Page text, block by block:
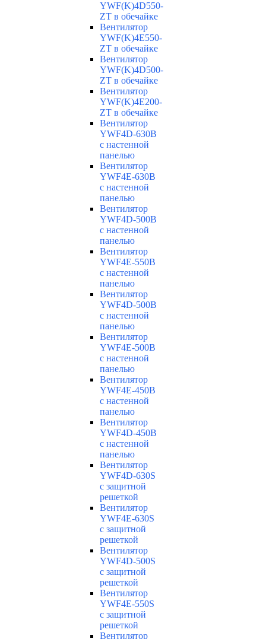
YWF(K)4D550-
ZT в обечайке
Вентилятор
YWF(K)4E550-
ZT в обечайке
Вентилятор
YWF(K)4D500-
ZT в обечайке
Вентилятор
YWF(K)4E200-
ZT в обечайке
Вентилятор
YWF4D-630B
с настенной
панелью
Вентилятор
YWF4E-630B
с настенной
панелью
Вентилятор
YWF4D-500B
с настенной
панелью
Вентилятор
YWF4E-550B
с настенной
панелью
Вентилятор
YWF4D-500B
с настенной
панелью
Вентилятор
YWF4E-500B
с настенной
панелью
Вентилятор
YWF4E-450B
с настенной
панелью
Вентилятор
YWF4D-450B
с настенной
панелью
Вентилятор
YWF4D-630S
с защитной
решеткой
Вентилятор
YWF4E-630S
с защитной
решеткой
Вентилятор
YWF4D-500S
с защитной
решеткой
Вентилятор
YWF4E-550S
с защитной
решеткой
Вентилятор